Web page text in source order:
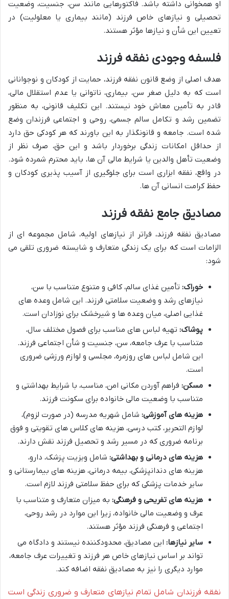
او همخوانی داشته باشد. فاکتورهایی مانند سن، جنسیت، وضعیت
تحصیلی و نیازهای خاص فرزند (مانند بیماری یا معلولیت) در
تعیین این شأن و نیازها مؤثر هستند.
فلسفه وجودی نفقه فرزند
هدف اصلی از وضع قانون نفقه فرزند، حمایت از کودکان و نوجوانانی
است که به دلیل صغر سن، بیماری، ناتوانی یا عدم استقلال مالی،
قادر به تأمین معاش خود نیستند. این تکلیف قانونی، به منظور
تضمین رشد و تکامل سالم جسمی، روحی و اجتماعی فرزندان وضع
شده است. جامعه و قانونگذار به این باورند که هر کودکی حق دارد
از حداقل امکانات زندگی برخوردار باشد و این حق، صرف نظر از
وضعیت تأهل والدین یا شرایط مالی آن ها، باید محترم شمرده شود.
در واقع، نفقه ابزاری است برای جلوگیری از آسیب پذیری کودکان و
حفظ کرامت انسانی آن ها.
مصادیق جامع نفقه فرزند
مصادیق نفقه فرزند، فراتر از نیازهای اولیه، شامل مجموعه ای از
الزامات است که برای یک زندگی متعارف و شایسته ضروری تلقی می
شود:
خوراک: تأمین غذای سالم، کافی و متنوع متناسب با سن،
نیازهای رشد و وضعیت سلامتی فرزند. این شامل وعده های
غذایی اصلی، میان وعده ها و شیرخشک برای نوزادان است.
پوشاک: تهیه لباس های مناسب برای فصول مختلف سال،
متناسب با عرف جامعه، سن، جنسیت و شأن اجتماعی فرزند.
این شامل لباس های روزمره، مجلسی و لوازم ورزشی ضروری
است.
مسکن: فراهم آوردن مکانی امن، مناسب، با شرایط بهداشتی و
متناسب با وضعیت مالی خانواده برای سکونت فرزند.
هزینه های آموزشی: شامل شهریه مدرسه (در صورت لزوم)،
لوازم التحریر، کتب درسی، هزینه های کلاس های تقویتی و فوق
برنامه ضروری که در مسیر رشد و تحصیل فرزند نقش دارند.
هزینه های درمانی و بهداشتی: شامل ویزیت پزشک، دارو،
هزینه های دندانپزشکی، بیمه درمانی، هزینه های بیمارستانی و
سایر خدمات پزشکی که برای حفظ سلامتی فرزند لازم است.
هزینه های تفریحی و فرهنگی: به میزان متعارف و متناسب با
عرف و وضعیت مالی خانواده، زیرا این موارد در رشد روحی،
اجتماعی و فرهنگی فرزند مؤثر هستند.
سایر نیازها: این مصادیق، محدودکننده نیستند و دادگاه می
تواند بر اساس نیازهای خاص هر فرزند و تغییرات عرف جامعه،
موارد دیگری را نیز به مصادیق نفقه اضافه کند.
نفقه فرزندان شامل تمام نیازهای متعارف و ضروری زندگی است